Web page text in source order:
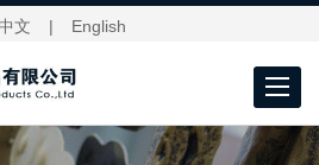
文 | English
Toggle